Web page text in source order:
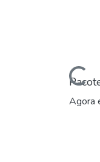
Carregando...
Agora